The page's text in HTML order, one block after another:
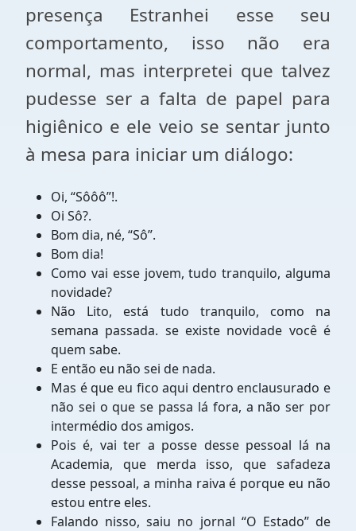
presença Estranhei esse seu
comportamento, isso não era
normal, mas interpretei que talvez
pudesse ser a falta de papel para
higiênico e ele veio se sentar junto
à mesa para iniciar um diálogo:
Oi, “Sôôô”!.
Oi Sô?.
Bom dia, né, “Sô”.
Bom dia!
Como vai esse jovem, tudo tranquilo, alguma
novidade?
Não Lito, está tudo tranquilo, como na
semana passada. se existe novidade você é
quem sabe.
E então eu não sei de nada.
Mas é que eu fico aqui dentro enclausurado e
não sei o que se passa lá fora, a não ser por
intermédio dos amigos.
Pois é, vai ter a posse desse pessoal lá na
Academia, que merda isso, que safadeza
desse pessoal, a minha raiva é porque eu não
estou entre eles.
Falando nisso, saiu no jornal “O Estado” de